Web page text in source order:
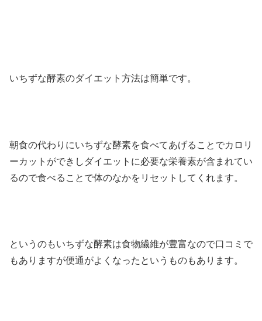
いちずな酵素のダイエット方法は簡単です。
朝食の代わりにいちずな酵素を食べてあげることでカロリ
ーカットができしダイエットに必要な栄養素が含まれてい
るので食べることで体のなかをリセットしてくれます。
というのもいちずな酵素は食物繊維が豊富なので口コミで
もありますが便通がよくなったというものもあります。